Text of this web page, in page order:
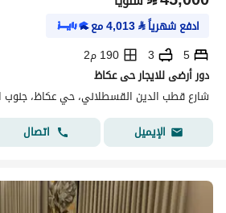
ادفع شهرياً⃁
4,013مع
5
3
190 م2
دور أرضى للايجار حى عكاظ
شارع قطب الدين القسطلاني، حي عكاظ، جنوب
الإيميل
اتصال